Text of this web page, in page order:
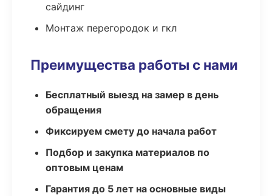
сайдинг
Монтаж перегородок и гкл
Преимущества работы с нами
Бесплатный выезд на замер в день
обращения
Фиксируем смету до начала работ
Подбор и закупка материалов по
оптовым ценам
Гарантия до 5 лет на основные виды